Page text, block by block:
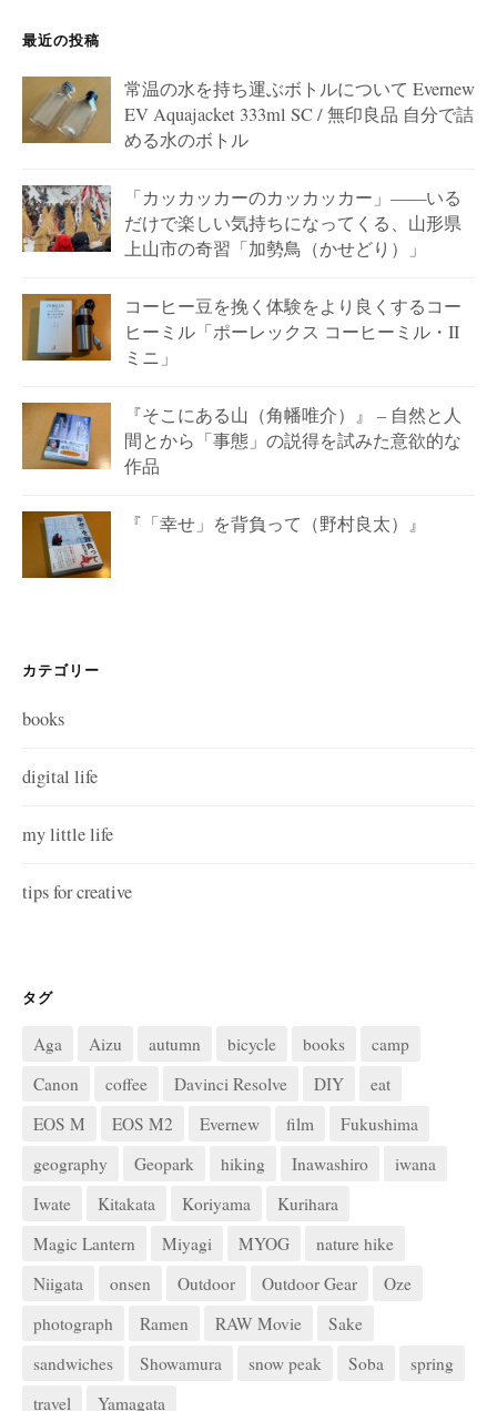
最近の投稿
常温の水を持ち運ぶボトルについて Evernew
EV Aquajacket 333ml SC / 無印良品 自分で詰
める水のボトル
「カッカッカーのカッカッカー」——いる
だけで楽しい気持ちになってくる、山形県
上山市の奇習「加勢鳥（かせどり）」
コーヒー豆を挽く体験をより良くするコー
ヒーミル「ポーレックス コーヒーミル・II
ミニ」
『そこにある山（角幡唯介）』 – 自然と人
間とから「事態」の説得を試みた意欲的な
作品
『「幸せ」を背負って（野村良太）』
カテゴリー
books
digital life
my little life
tips for creative
タグ
Aga Aizu autumn bicycle books
camp
Canon
coffee Davinci Resolve DIY
eat
EOS M
EOS M2 Evernew film
Fukushima
geography
Geopark hiking Inawashiro
iwana
Iwate
Kitakata Koriyama
Kurihara
Magic Lantern
Miyagi MYOG
nature hike
Niigata
onsen Outdoor Outdoor Gear
Oze
photograph
Ramen RAW Movie
Sake
sandwiches
Showamura snow peak Soba
spring
travel
Yamagata